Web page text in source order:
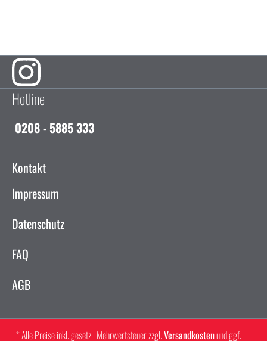
Hotline
0208 - 5885 333
Kontakt
Impressum
Datenschutz
FAQ
AGB
* Alle Preise inkl. gesetzl. Mehrwertsteuer zzgl.Versandkostenund ggf.